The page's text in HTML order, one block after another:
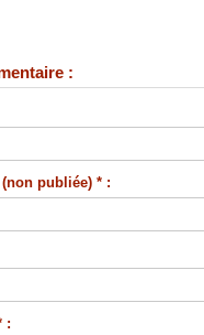
:
publiée) * :
: